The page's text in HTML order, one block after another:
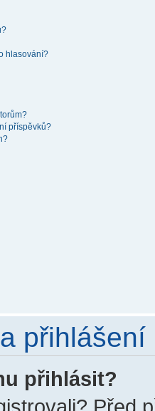
hlasování?
příspěvků?
přihlášení
přihlásit?